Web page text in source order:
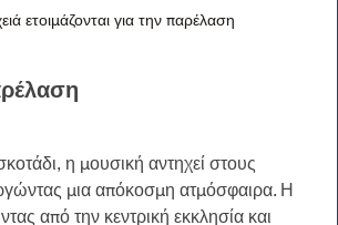
ετοιμάζονται για την παρέλαση
η μουσική αντηχεί στους
μια απόκοσμη ατμόσφαιρα. Η
από την κεντρική εκκλησία και